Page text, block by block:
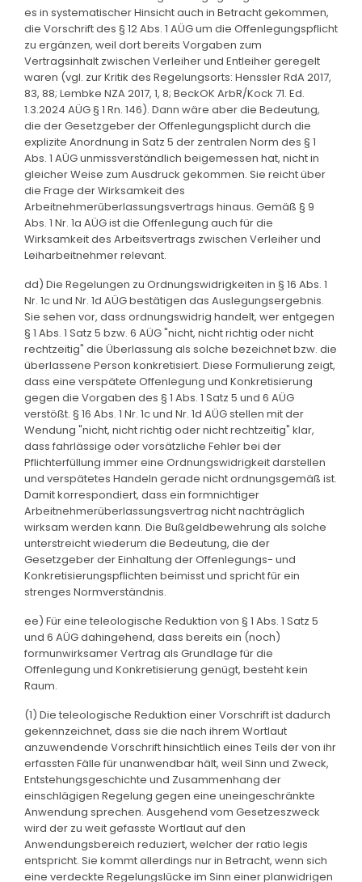
es in systematischer Hinsicht auch in Betracht gekommen,
die Vorschrift des § 12 Abs. 1 AÜG um die Offenlegungspflicht
zu ergänzen, weil dort bereits Vorgaben zum
Vertragsinhalt zwischen Verleiher und Entleiher geregelt
waren (vgl. zur Kritik des Regelungsorts: Henssler RdA 2017,
83, 88; Lembke NZA 2017, 1, 8; BeckOK ArbR/Kock 71. Ed.
1.3.2024 AÜG § 1 Rn. 146). Dann wäre aber die Bedeutung,
die der Gesetzgeber der Offenlegungsplicht durch die
explizite Anordnung in Satz 5 der zentralen Norm des § 1
Abs. 1 AÜG unmissverständlich beigemessen hat, nicht in
gleicher Weise zum Ausdruck gekommen. Sie reicht über
die Frage der Wirksamkeit des
Arbeitnehmerüberlassungsvertrags hinaus. Gemäß § 9
Abs. 1 Nr. 1a AÜG ist die Offenlegung auch für die
Wirksamkeit des Arbeitsvertrags zwischen Verleiher und
Leiharbeitnehmer relevant.
dd) Die Regelungen zu Ordnungswidrigkeiten in § 16 Abs. 1
Nr. 1c und Nr. 1d AÜG bestätigen das Auslegungsergebnis.
Sie sehen vor, dass ordnungswidrig handelt, wer entgegen
§ 1 Abs. 1 Satz 5 bzw. 6 AÜG "nicht, nicht richtig oder nicht
rechtzeitig" die Überlassung als solche bezeichnet bzw. die
überlassene Person konkretisiert. Diese Formulierung zeigt,
dass eine verspätete Offenlegung und Konkretisierung
gegen die Vorgaben des § 1 Abs. 1 Satz 5 und 6 AÜG
verstößt. § 16 Abs. 1 Nr. 1c und Nr. 1d AÜG stellen mit der
Wendung "nicht, nicht richtig oder nicht rechtzeitig" klar,
dass fahrlässige oder vorsätzliche Fehler bei der
Pflichterfüllung immer eine Ordnungswidrigkeit darstellen
und verspätetes Handeln gerade nicht ordnungsgemäß ist.
Damit korrespondiert, dass ein formnichtiger
Arbeitnehmerüberlassungsvertrag nicht nachträglich
wirksam werden kann. Die Bußgeldbewehrung als solche
unterstreicht wiederum die Bedeutung, die der
Gesetzgeber der Einhaltung der Offenlegungs- und
Konkretisierungspflichten beimisst und spricht für ein
strenges Normverständnis.
ee) Für eine teleologische Reduktion von § 1 Abs. 1 Satz 5
und 6 AÜG dahingehend, dass bereits ein (noch)
formunwirksamer Vertrag als Grundlage für die
Offenlegung und Konkretisierung genügt, besteht kein
Raum.
(1) Die teleologische Reduktion einer Vorschrift ist dadurch
gekennzeichnet, dass sie die nach ihrem Wortlaut
anzuwendende Vorschrift hinsichtlich eines Teils der von ihr
erfassten Fälle für unanwendbar hält, weil Sinn und Zweck,
Entstehungsgeschichte und Zusammenhang der
einschlägigen Regelung gegen eine uneingeschränkte
Anwendung sprechen. Ausgehend vom Gesetzeszweck
wird der zu weit gefasste Wortlaut auf den
Anwendungsbereich reduziert, welcher der ratio legis
entspricht. Sie kommt allerdings nur in Betracht, wenn sich
eine verdeckte Regelungslücke im Sinn einer planwidrigen